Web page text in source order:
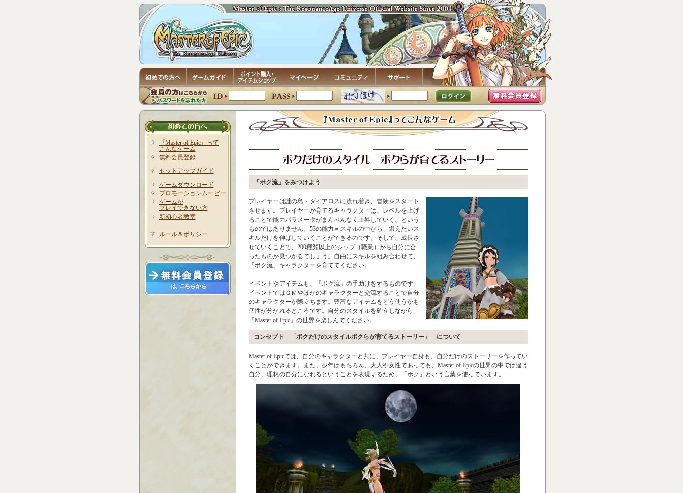
『Master of Epic』って
こんなゲーム
無料会員登録
セットアップガイド
ゲームダウンロード
プロモーションムービー
ゲームが
プレイできない方
新初心者教室
ルール＆ポリシー
「ボク流」をみつけよう
プレイヤーは謎の島・ダイアロスに流れ着き、冒険をスタート
させます。プレイヤーが育てるキャラクターは、レベルを上げ
ることで能力パラメータがまんべんなく上昇していく、という
ものではありません。53の能力＝スキルの中から、鍛えたいス
キルだけを伸ばしていくことができるのです。そして、成長さ
せていくことで、200種類以上のシップ（職業）から自分に合
ったものが見つかるでしょう。自由にスキルを組み合わせて、
「ボク流」キャラクターを育ててください。
イベントやアイテムも、「ボク流」の手助けをするものです。
イベントではＧＭやほかのキャラクターと交流することで自分
のキャラクターが際立ちます。豊富なアイテムをどう使うかも
個性が分かれるところです。自分のスタイルを確立しながら
「Master of Epic」の世界を楽しんでください。
コンセプト 「ボクだけのスタイルボクらが育てるストーリー」 について
Master of Epicでは、自分のキャラクターと共に、プレイヤー自身も、自分だけのストーリーを作ってい
くことができます。また、少年はもちろん、大人や女性であっても、Master of Epicの世界の中では違う
自分、理想の自分になれるということを表現するため、「ボク」という言葉を使っています。